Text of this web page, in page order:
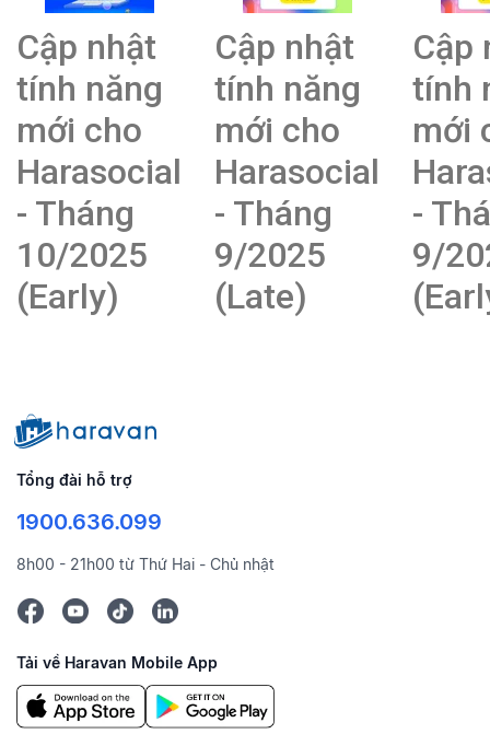
Cập nhật
tính năng
mới cho
Harasocial
- Tháng
10/2025
(Early)
Cập nhật
tính năng
mới cho
Harasocial
- Tháng
9/2025
(Late)
Cập
tính
mới
-
9/
Tổng đài hỗ trợ
1900.636.099
8h00 - 21h00 từ Thứ Hai - Chủ nhật
Tải về Haravan Mobile App